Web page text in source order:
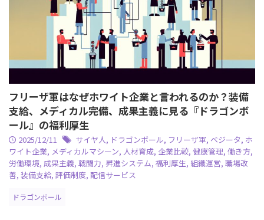
フリーザ軍はなぜホワイト企業と言われるのか？装備
支給、メディカル完備、成果主義に見る『ドラゴンボ
ール』の福利厚生
2025/12/11 サイヤ人, ドラゴンボール, フリーザ軍, ベジータ, ホ
ワイト企業, メディカルマシーン, 人材育成, 企業比較, 健康管理, 働き方,
労働環境, 成果主義, 戦闘力, 昇進システム, 福利厚生, 組織運営, 職場改
善, 装備支給, 評価制度, 配信サービス
ドラゴンボール